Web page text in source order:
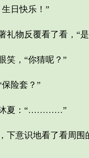
日快乐！”
礼物反覆看了看，“
笑，“你猜呢？”
险套？”
沐夏：“…………”
下意识地看了看周围